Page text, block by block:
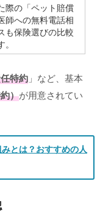
際の「ペット賠償
師への無料電話相
も保険選びの比較
特約 」など、基本
）が用意されてい
とは？おすすめの人